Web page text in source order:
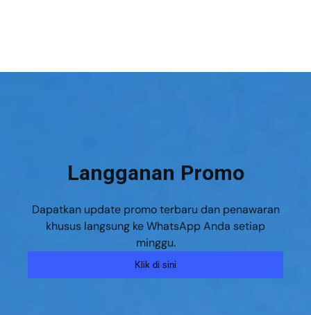
Langganan Promo
Dapatkan update promo terbaru dan penawaran
khusus langsung ke WhatsApp Anda setiap
minggu.
Klik di sini